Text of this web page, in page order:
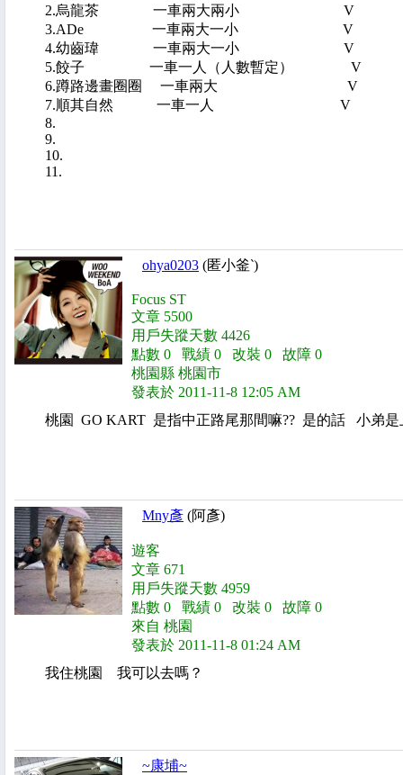
2.烏龍茶 一車兩大兩
3.ADe 一車兩大一
4.幼齒瑋 一車兩大一
5.餃子 一車一人（人數暫
6.蹲路邊畫圈圈 一車兩
7.順其自然 一車一
8.
9.
10.
11.
ohya0203 (匿小釜‵)
Focus ST
文章 5500
用戶失蹤天數 4426
點數 0 戰績 0 改裝 0 故障 0
桃園縣 桃園市
發表於 2011-11-8 12:05 AM
桃園 GO KART 是指中正路尾那間嘛?? 是的話 小弟
Mny彥 (阿彥)
遊客
文章 671
用戶失蹤天數 4959
點數 0 戰績 0 改裝 0 故障 0
來自 桃園
發表於 2011-11-8 01:24 AM
我住桃園 我可以去嗎？
~康埔~